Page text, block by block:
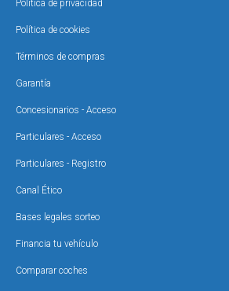
Política de privacidad
Política de cookies
Términos de compras
Garantía
Concesionarios - Acceso
Particulares - Acceso
Particulares - Registro
Canal Ético
Bases legales sorteo
Financia tu vehículo
Comparar coches